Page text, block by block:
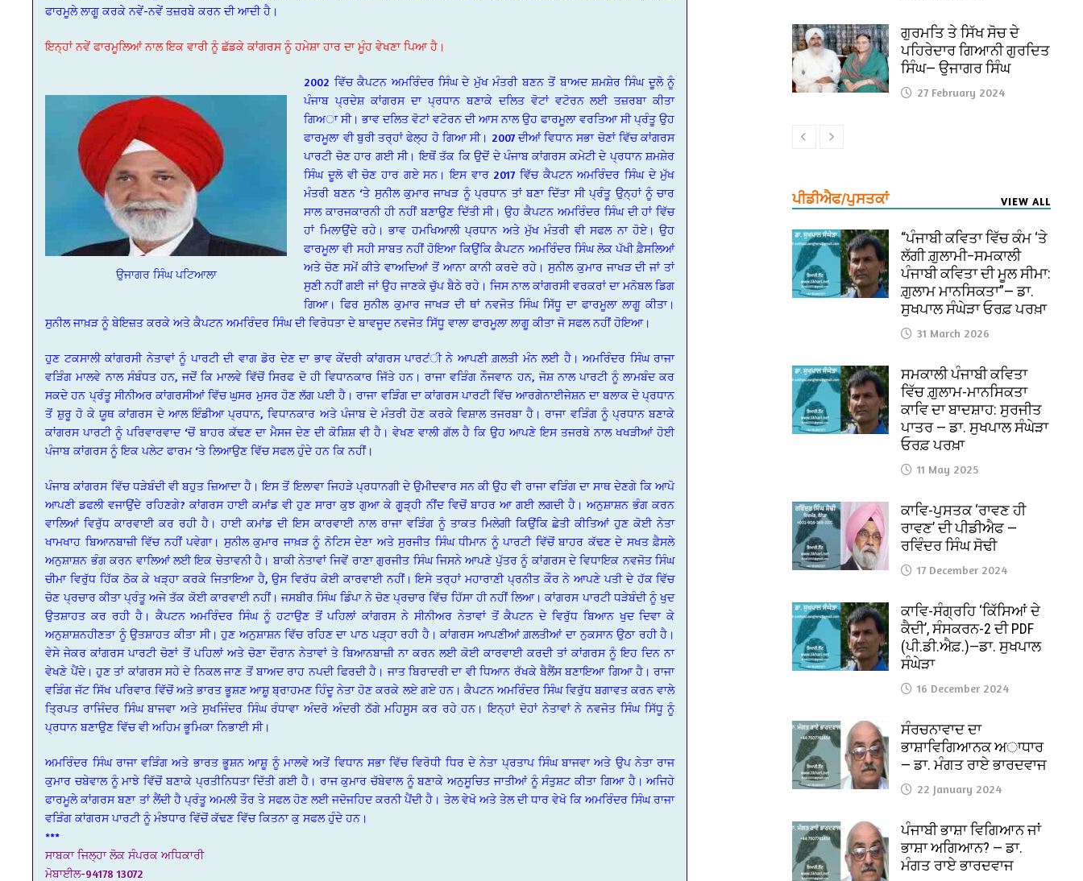
ਫਾਰਮੂਲੇ ਲਾਗੂ ਕਰਕੇ ਨਵੇਂ-ਨਵੇਂ ਤਜ਼ਰਬੇ ਕਰਨ ਦੀ ਆਦੀ ਹੈ।
ਇਨ੍ਹਾਂ ਨਵੇਂ ਫਾਰਮੂਲਿਆਂ ਨਾਲ ਇਕ ਵਾਰੀ ਨੂੰ ਛੱਡਕੇ ਕਾਂਗਰਸ ਨੂੰ ਹਮੇਸ਼ਾ ਹਾਰ ਦਾ ਮੂੰਹ ਵੇਖਣਾ ਪਿਆ ਹੈ।
ਉਜਾਗਰ ਸਿੰਘ ਪਟਿਆਲਾ
2002 ਵਿੱਚ ਕੈਪਟਨ ਅਮਰਿੰਦਰ ਸਿੰਘ ਦੇ ਮੁੱਖ ਮੰਤਰੀ ਬਣਨ ਤੋਂ ਬਾਅਦ ਸ਼ਮਸ਼ੇਰ ਸਿੰਘ ਦੂਲੋ ਨੂੰ
ਪੰਜਾਬ ਪ੍ਰਦੇਸ਼ ਕਾਂਗਰਸ ਦਾ ਪ੍ਰਧਾਨ ਬਣਾਕੇ ਦਲਿਤ ਵੋਟਾਂ ਵਟੋਰਨ ਲਈ ਤਜ਼ਰਬਾ ਕੀਤਾ
ਗਿਅਾ ਸੀ। ਭਾਵ ਦਲਿਤ ਵੋਟਾਂ ਵਟੋਰਨ ਦੀ ਆਸ ਨਾਲ ਉਹ ਫਾਰਮੂਲਾ ਵਰਤਿਆ ਸੀ ਪ੍ਰੰਤੂ ਉਹ
ਫਾਰਮੂਲਾ ਵੀ ਬੁਰੀ ਤਰ੍ਹਾਂ ਫੇਲ੍ਹ ਹੋ ਗਿਆ ਸੀ। 2007 ਦੀਆਂ ਵਿਧਾਨ ਸਭਾ ਚੋਣਾਂ ਵਿੱਚ ਕਾਂਗਰਸ
ਪਾਰਟੀ ਚੋਣ ਹਾਰ ਗਈ ਸੀ। ਇਥੋਂ ਤੱਕ ਕਿ ਉਦੋਂ ਦੇ ਪੰਜਾਬ ਕਾਂਗਰਸ ਕਮੇਟੀ ਦੇ ਪ੍ਰਧਾਨ ਸ਼ਮਸ਼ੇਰ
ਸਿੰਘ ਦੂਲੋ ਵੀ ਚੋਣ ਹਾਰ ਗਏ ਸਨ। ਇਸ ਵਾਰ 2017 ਵਿੱਚ ਕੈਪਟਨ ਅਮਰਿੰਦਰ ਸਿੰਘ ਦੇ ਮੁੱਖ
ਮੰਤਰੀ ਬਣਨ ‘ਤੇ ਸੁਨੀਲ ਕੁਮਾਰ ਜਾਖੜ ਨੂੰ ਪ੍ਰਧਾਨ ਤਾਂ ਬਣਾ ਦਿੱਤਾ ਸੀ ਪ੍ਰੰਤੂ ਉਨ੍ਹਾਂ ਨੂੰ ਚਾਰ
ਸਾਲ ਕਾਰਜਕਾਰਨੀ ਹੀ ਨਹੀਂ ਬਣਾਉਣ ਦਿੱਤੀ ਸੀ। ਉਹ ਕੈਪਟਨ ਅਮਰਿੰਦਰ ਸਿੰਘ ਦੀ ਹਾਂ ਵਿੱਚ
ਹਾਂ ਮਿਲਾਉਂਦੇ ਰਹੇ। ਭਾਵ ਹਮਖਿਆਲੀ ਪ੍ਰਧਾਨ ਅਤੇ ਮੁੱਖ ਮੰਤਰੀ ਵੀ ਸਫਲ ਨਾ ਹੋਏ। ਉਹ
ਫਾਰਮੂਲਾ ਵੀ ਸਹੀ ਸਾਬਤ ਨਹੀਂ ਹੋਇਆ ਕਿਉਂਕਿ ਕੈਪਟਨ ਅਮਰਿੰਦਰ ਸਿੰਘ ਲੋਕ ਪੱਖੀ ਫ਼ੈਸਲਿਆਂ
ਅਤੇ ਚੋਣ ਸਮੇਂ ਕੀਤੇ ਵਾਅਦਿਆਂ ਤੋਂ ਆਨਾ ਕਾਨੀ ਕਰਦੇ ਰਹੇ। ਸੁਨੀਲ ਕੁਮਾਰ ਜਾਖੜ ਦੀ ਜਾਂ ਤਾਂ
ਸੁਣੀ ਨਹੀਂ ਗਈ ਜਾਂ ਉਹ ਜਾਣਕੇ ਚੁੱਪ ਬੈਠੇ ਰਹੇ। ਜਿਸ ਨਾਲ ਕਾਂਗਰਸੀ ਵਰਕਰਾਂ ਦਾ ਮਨੋਬਲ ਡਿਗ
ਗਿਆ। ਫਿਰ ਸੁਨੀਲ ਕੁਮਾਰ ਜਾਖੜ ਦੀ ਥਾਂ ਨਵਜੋਤ ਸਿੰਘ ਸਿੱਧੂ ਦਾ ਫਾਰਮੂਲਾ ਲਾਗੂ ਕੀਤਾ।
ਸੁਨੀਲ ਜਾਖ਼ੜ ਨੂੰ ਬੇਇਜ਼ਤ ਕਰਕੇ ਅਤੇ ਕੈਪਟਨ ਅਮਰਿੰਦਰ ਸਿੰਘ ਦੀ ਵਿਰੋਧਤਾ ਦੇ ਬਾਵਜੂਦ ਨਵਜੋਤ ਸਿੱਧੂ ਵਾਲਾ ਫਾਰਮੂਲਾ ਲਾਗੂ ਕੀਤਾ ਜੋ ਸਫਲ ਨਹੀਂ ਹੋਇਆ।
ਹੁਣ ਟਕਸਾਲੀ ਕਾਂਗਰਸੀ ਨੇਤਾਵਾਂ ਨੂੰ ਪਾਰਟੀ ਦੀ ਵਾਗ ਡੋਰ ਦੇਣ ਦਾ ਭਾਵ ਕੇਂਦਰੀ ਕਾਂਗਰਸ ਪਾਰਟਂੀ ਨੇ ਆਪਣੀ ਗ਼ਲਤੀ ਮੰਨ ਲਈ ਹੈ। ਅਮਰਿੰਦਰ ਸਿੰਘ ਰਾਜਾ
ਵੜਿੰਗ ਮਾਲਵੇ ਨਾਲ ਸੰਬੰਧਤ ਹਨ, ਜਦੋਂ ਕਿ ਮਾਲਵੇ ਵਿੱਚੋਂ ਸਿਰਫ ਦੋ ਹੀ ਵਿਧਾਨਕਾਰ ਜਿੱਤੇ ਹਨ। ਰਾਜਾ ਵੜਿੰਗ ਨੌਜਵਾਨ ਹਨ, ਜੋਸ਼ ਨਾਲ ਪਾਰਟੀ ਨੂੰ ਲਾਮਬੰਦ ਕਰ
ਸਕਦੇ ਹਨ ਪ੍ਰੰਤੂ ਸੀਨੀਅਰ ਕਾਂਗਰਸੀਆਂ ਵਿੱਚ ਘੁਸਰ ਮੁਸਰ ਹੋਣ ਲੱਗ ਪਈ ਹੈ। ਰਾਜਾ ਵੜਿੰਗ ਦਾ ਕਾਂਗਰਸ ਪਾਰਟੀ ਵਿੱਚ ਆਰਗੇਨਾਈਜੇਸ਼ਨ ਦਾ ਬਲਾਕ ਦੇ ਪ੍ਰਧਾਨ
ਤੋਂ ਸ਼ੁਰੂ ਹੋ ਕੇ ਯੂਥ ਕਾਂਗਰਸ ਦੇ ਆਲ ਇੰਡੀਆ ਪ੍ਰਧਾਨ, ਵਿਧਾਨਕਾਰ ਅਤੇ ਪੰਜਾਬ ਦੇ ਮੰਤਰੀ ਹੋਣ ਕਰਕੇ ਵਿਸ਼ਾਲ ਤਜਰਬਾ ਹੈ। ਰਾਜਾ ਵੜਿੰਗ ਨੂੰ ਪ੍ਰਧਾਨ ਬਣਾਕੇ
ਕਾਂਗਰਸ ਪਾਰਟੀ ਨੂੰ ਪਰਿਵਾਰਵਾਦ ‘ਚੋਂ ਬਾਹਰ ਕੱਢਣ ਦਾ ਮੈਸਜ ਦੇਣ ਦੀ ਕੋਸ਼ਿਸ਼ ਵੀ ਹੈ। ਵੇਖਣ ਵਾਲੀ ਗੱਲ ਹੈ ਕਿ ਉਹ ਆਪਣੇ ਇਸ ਤਜਰਬੇ ਨਾਲ ਖਖੜੀਆਂ ਹੋਈ
ਪੰਜਾਬ ਕਾਂਗਰਸ ਨੂੰ ਇਕ ਪਲੇਟ ਫਾਰਮ ‘ਤੇ ਲਿਆਉਣ ਵਿੱਚ ਸਫਲ ਹੁੰਦੇ ਹਨ ਕਿ ਨਹੀਂ।
ਪੰਜਾਬ ਕਾਂਗਰਸ ਵਿੱਚ ਧੜੇਬੰਦੀ ਵੀ ਬਹੁਤ ਜ਼ਿਆਦਾ ਹੈ। ਇਸ ਤੋਂ ਇਲਾਵਾ ਜਿਹੜੇ ਪ੍ਰਧਾਨਗੀ ਦੇ ਉਮੀਦਵਾਰ ਸਨ ਕੀ ਉਹ ਵੀ ਰਾਜਾ ਵੜਿੰਗ ਦਾ ਸਾਥ ਦੇਣਗੇ ਕਿ ਆਪੋ
ਆਪਣੀ ਡਫਲੀ ਵਜਾਉਂਦੇ ਰਹਿਣਗੇ? ਕਾਂਗਰਸ ਹਾਈ ਕਮਾਂਡ ਵੀ ਹੁਣ ਸਾਰਾ ਕੁਝ ਗੁਆ ਕੇ ਗੂੜ੍ਹੀ ਨੀਂਦ ਵਿਚੋਂ ਬਾਹਰ ਆ ਗਈ ਲਗਦੀ ਹੈ। ਅਨੁਸ਼ਾਸ਼ਨ ਭੰਗ ਕਰਨ
ਵਾਲਿਆਂ ਵਿਰੁੱਧ ਕਾਰਵਾਈ ਕਰ ਰਹੀ ਹੈ। ਹਾਈ ਕਮਾਂਡ ਦੀ ਇਸ ਕਾਰਵਾਈ ਨਾਲ ਰਾਜਾ ਵੜਿੰਗ ਨੂੰ ਤਾਕਤ ਮਿਲੇਗੀ ਕਿਉਂਕਿ ਛੇਤੀ ਕੀਤਿਆਂ ਹੁਣ ਕੋਈ ਨੇਤਾ
ਖਾਮਖਾਹ ਬਿਆਨਬਾਜ਼ੀ ਵਿੱਚ ਨਹੀਂ ਪਵੇਗਾ। ਸੁਨੀਲ ਕੁਮਾਰ ਜਾਖ਼ੜ ਨੂੰ ਨੋਟਿਸ ਦੇਣਾ ਅਤੇ ਸੁਰਜੀਤ ਸਿੰਘ ਧੀਮਾਨ ਨੂੰ ਪਾਰਟੀ ਵਿੱਚੋਂ ਬਾਹਰ ਕੱਢਣ ਦੇ ਸਖਤ ਫ਼ੈਸਲੇ
ਅਨੁਸ਼ਾਸ਼ਨ ਭੰਗ ਕਰਨ ਵਾਲਿਆਂ ਲਈ ਇਕ ਚੇਤਾਵਨੀ ਹੈ। ਬਾਕੀ ਨੇਤਾਵਾਂ ਜਿਵੇਂ ਰਾਣਾ ਗੁਰਜੀਤ ਸਿੰਘ ਜਿਸਨੇ ਆਪਣੇ ਪੁੱਤਰ ਨੂੰ ਕਾਂਗਰਸ ਦੇ ਵਿਧਾਇਕ ਨਵਜੋਤ ਸਿੰਘ
ਚੀਮਾ ਵਿਰੁੱਧ ਹਿੱਕ ਠੋਕ ਕੇ ਖੜ੍ਹਾ ਕਰਕੇ ਜਿਤਾਇਆ ਹੈ, ਉਸ ਵਿਰੱਧ ਕੋਈ ਕਾਰਵਾਈ ਨਹੀਂ। ਇਸੇ ਤਰ੍ਹਾਂ ਮਹਾਰਾਣੀ ਪ੍ਰਨੀਤ ਕੌਰ ਨੇ ਆਪਣੇ ਪਤੀ ਦੇ ਹੱਕ ਵਿੱਚ
ਚੋਣ ਪ੍ਰਚਾਰ ਕੀਤਾ ਪ੍ਰੰਤੂ ਅਜੇ ਤੱਕ ਕੋਈ ਕਾਰਵਾਈ ਨਹੀਂ। ਜਸਬੀਰ ਸਿੰਘ ਡਿੰਪਾ ਨੇ ਚੋਣ ਪ੍ਰਚਾਰ ਵਿੱਚ ਹਿੱਸਾ ਹੀ ਨਹੀਂ ਲਿਆ। ਕਾਂਗਰਸ ਪਾਰਟੀ ਧੜੇਬੰਦੀ ਨੂੰ ਖੁਦ
ਉਤਸ਼ਾਹਤ ਕਰ ਰਹੀ ਹੈ। ਕੈਪਟਨ ਅਮਰਿੰਦਰ ਸਿੰਘ ਨੂੰ ਹਟਾਉਣ ਤੋਂ ਪਹਿਲਾਂ ਕਾਂਗਰਸ ਨੇ ਸੀਨੀਅਰ ਨੇਤਾਵਾਂ ਤੋਂ ਕੈਪਟਨ ਦੇ ਵਿਰੁੱਧ ਬਿਆਨ ਖੁਦ ਦਿਵਾ ਕੇ
ਅਨੁਸ਼ਾਸ਼ਨਹੀਣਤਾ ਨੂੰ ਉਤਸ਼ਾਹਤ ਕੀਤਾ ਸੀ। ਹੁਣ ਅਨੁਸ਼ਾਸ਼ਨ ਵਿੱਚ ਰਹਿਣ ਦਾ ਪਾਠ ਪੜ੍ਹਾ ਰਹੀ ਹੈ। ਕਾਂਗਰਸ ਆਪਣੀਆਂ ਗ਼ਲਤੀਆਂ ਦਾ ਨੁਕਸਾਨ ਉਠਾ ਰਹੀ ਹੈ।
ਵੇਸੇ ਜੇਕਰ ਕਾਂਗਰਸ ਪਾਰਟੀ ਚੋਣਾਂ ਤੋਂ ਪਹਿਲਾਂ ਅਤੇ ਚੋਣਾ ਦੌਰਾਨ ਨੇਤਾਵਾਂ ਤੇ ਬਿਆਨਬਾਜ਼ੀ ਨਾ ਕਰਨ ਲਈ ਕੋਈ ਕਾਰਵਾਈ ਕਰਦੀ ਤਾਂ ਕਾਂਗਰਸ ਨੂੰ ਇਹ ਦਿਨ ਨਾ
ਵੇਖਣੇ ਪੈਂਦੇ। ਹੁਣ ਤਾਂ ਕਾਂਗਰਸ ਸਹੇ ਦੇ ਨਿਕਲ ਜਾਣ ਤੋਂ ਬਾਅਦ ਰਾਹ ਨਪਦੀ ਫਿਰਦੀ ਹੈ। ਜਾਤ ਬਿਰਾਦਰੀ ਦਾ ਵੀ ਧਿਆਨ ਰੱਖਕੇ ਬੈਲੈਂਸ ਬਣਾਇਆ ਗਿਆ ਹੈ। ਰਾਜਾ
ਵੜਿੰਗ ਜੱਟ ਸਿੱਖ ਪਰਿਵਾਰ ਵਿੱਚੋਂ ਅਤੇ ਭਾਰਤ ਭੂਸ਼ਣ ਆਸ਼ੂ ਬ੍ਰਾਹਮਣ ਹਿੰਦੂ ਨੇਤਾ ਹੋਣ ਕਰਕੇ ਲਏ ਗਏ ਹਨ। ਕੈਪਟਨ ਅਮਰਿੰਦਰ ਸਿੰਘ ਵਿਰੁੱਧ ਬਗਾਵਤ ਕਰਨ ਵਾਲੇ
ਤ੍ਰਿਪਤ ਰਾਜਿੰਦਰ ਸਿੰਘ ਬਾਜਵਾ ਅਤੇ ਸੁਖਜਿੰਦਰ ਸਿੰਘ ਰੰਧਾਵਾ ਅੰਦਰੋ ਅੰਦਰੀ ਠੱਗੇ ਮਹਿਸੂਸ ਕਰ ਰਹੇ ਹਨ। ਇਨ੍ਹਾਂ ਦੋਹਾਂ ਨੇਤਾਵਾਂ ਨੇ ਨਵਜੋਤ ਸਿੰਘ ਸਿੱਧੂ ਨੂੰ
ਪ੍ਰਧਾਨ ਬਣਾਉਣ ਵਿੱਚ ਵੀ ਅਹਿਮ ਭੂਮਿਕਾ ਨਿਭਾਈ ਸੀ।
ਅਮਰਿੰਦਰ ਸਿੰਘ ਰਾਜਾ ਵੜਿੰਗ ਅਤੇ ਭਾਰਤ ਭੂਸ਼ਨ ਆਸ਼ੂ ਨੂੰ ਮਾਲਵੇ ਅਤੇਂ ਵਿਧਾਨ ਸਭਾ ਵਿੱਚ ਵਿਰੋਧੀ ਧਿਰ ਦੇ ਨੇਤਾ ਪ੍ਰਤਾਪ ਸਿੰਘ ਬਾਜਵਾ ਅਤੇ ਉਪ ਨੇਤਾ ਰਾਜ
ਕੁਮਾਰ ਚਬੇਵਾਲ ਨੂੰ ਮਾਝੇ ਵਿੱਚੋਂ ਬਣਾਕੇ ਪ੍ਰਤੀਨਿਧਤਾ ਦਿੱਤੀ ਗਈ ਹੈ। ਰਾਜ ਕੁਮਾਰ ਚੱਬੇਵਾਲ ਨੂੰ ਬਣਾਕੇ ਅਨੁਸੂਚਿਤ ਜਾਤੀਆਂ ਨੂੰ ਸੰਤੁਸ਼ਟ ਕੀਤਾ ਗਿਆ ਹੈ। ਅਜਿਹੇ
ਫਾਰਮੂਲੇ ਕਾਂਗਰਸ ਬਣਾ ਤਾਂ ਲੈਂਦੀ ਹੈ ਪ੍ਰੰਤੂ ਅਮਲੀ ਤੌਰ ਤੇ ਸਫਲ ਹੋਣ ਲਈ ਜਦੋਜਹਿਦ ਕਰਨੀ ਪੈਂਦੀ ਹੈ। ਤੇਲ ਵੇਖੋ ਅਤੇ ਤੇਲ ਦੀ ਧਾਰ ਵੇਖੋ ਕਿ ਅਮਰਿੰਦਰ ਸਿੰਘ ਰਾਜਾ
ਵੜਿੰਗ ਕਾਂਗਰਸ ਪਾਰਟੀ ਨੂੰ ਮੰਝਧਾਰ ਵਿੱਚੋਂ ਕੱਢਣ ਵਿੱਚ ਕਿਤਨਾ ਕੁ ਸਫਲ ਹੁੰਦੇ ਹਨ।
***
ਸਾਬਕਾ ਜਿਲ੍ਹਾ ਲੋਕ ਸੰਪਰਕ ਅਧਿਕਾਰੀ
ਮੋਬਾਈਲ-94178 13072
ਗੁਰਮਤਿ ਤੇ ਸਿੱਖ ਸੋਚ ਦੇ
ਪਹਿਰੇਦਾਰ ਗਿਆਨੀ ਗੁਰਦਿਤ
ਸਿੰਘ— ਉਜਾਗਰ ਸਿੰਘ
27 February 2024
ਪੀਡੀਐਫ/ਪੁਸਤਕਾਂ VIEW ALL
“ਪੰਜਾਬੀ ਕਵਿਤਾ ਵਿੱਚ ਕੰਮ ‘ਤੇ
ਲੱਗੀ ਗ਼ੁਲਾਮੀ–ਸਮਕਾਲੀ
ਪੰਜਾਬੀ ਕਵਿਤਾ ਦੀ ਮੂਲ ਸੀਮਾ:
ਗ਼ੁਲਾਮ ਮਾਨਸਿਕਤਾ”— ਡਾ.
ਸੁਖਪਾਲ ਸੰਘੇੜਾ ਓਰਫ਼ ਪਰਖ਼ਾ
31 March 2026
ਸਮਕਾਲੀ ਪੰਜਾਬੀ ਕਵਿਤਾ
ਵਿੱਚ ਗ਼ੁਲਾਮ-ਮਾਨਸਿਕਤਾ
ਕਾਵਿ ਦਾ ਬਾਦਸ਼ਾਹ: ਸੁਰਜੀਤ
ਪਾਤਰ — ਡਾ. ਸੁਖਪਾਲ ਸੰਘੇੜਾ
ਓਰਫ਼ ਪਰਖ਼ਾ
11 May 2025
ਕਾਵਿ-ਪੁਸਤਕ ‘ਰਾਵਣ ਹੀ
ਰਾਵਣ’ ਦੀ ਪੀਡੀਐਫ —
ਰਵਿੰਦਰ ਸਿੰਘ ਸੋਢੀ
17 December 2024
ਕਾਵਿ-ਸੰਗ੍ਰਹਿ ‘ਕਿੱਸਿਆਂ ਦੇ
ਕੈਦੀ’, ਸੰਸਕਰਨ-2 ਦੀ PDF
(ਪੀ.ਡੀ.ਐਫ਼.)—ਡਾ. ਸੁਖਪਾਲ
ਸੰਘੇੜਾ
16 December 2024
ਸੰਰਚਨਾਵਾਦ ਦਾ
ਭਾਸ਼ਾਵਿਗਿਆਨਕ ਅਾਧਾਰ
— ਡਾ. ਮੰਗਤ ਰਾਏ ਭਾਰਦਵਾਜ
22 January 2024
ਪੰਜਾਬੀ ਭਾਸ਼ਾ ਵਿਗਿਆਨ ਜਾਂ
ਭਾਸ਼ਾ ਅਗਿਆਨ? — ਡਾ.
ਮੰਗਤ ਰਾਏ ਭਾਰਦਵਾਜ